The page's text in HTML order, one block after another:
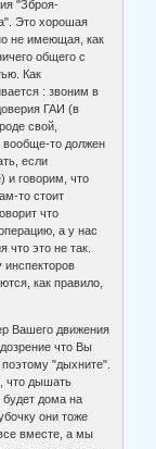
"Зброя-
Это хорошая
не имеющая, как
общего с
Как
: звоним в
ГАИ (в
свой,
вообще-то должен
если
и говорим, что
то стоит
что
а у нас
что это не так.
инспекторов
как правило,
Вашего движения
что Вы
"дыхните".
что дышать
будет дома на
они тоже
вместе, а мы